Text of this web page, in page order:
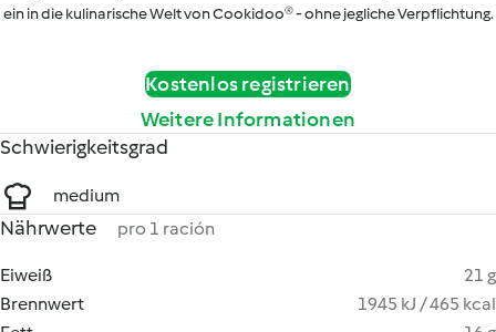
ein in die kulinarische Welt von Cookidoo® - ohne jegliche Verpflichtung.
Kostenlos registrieren
Weitere Informationen
Schwierigkeitsgrad
medium
Nährwerte pro 1 ración
Eiweiß
21 g
Brennwert
1945 kJ / 465 kcal